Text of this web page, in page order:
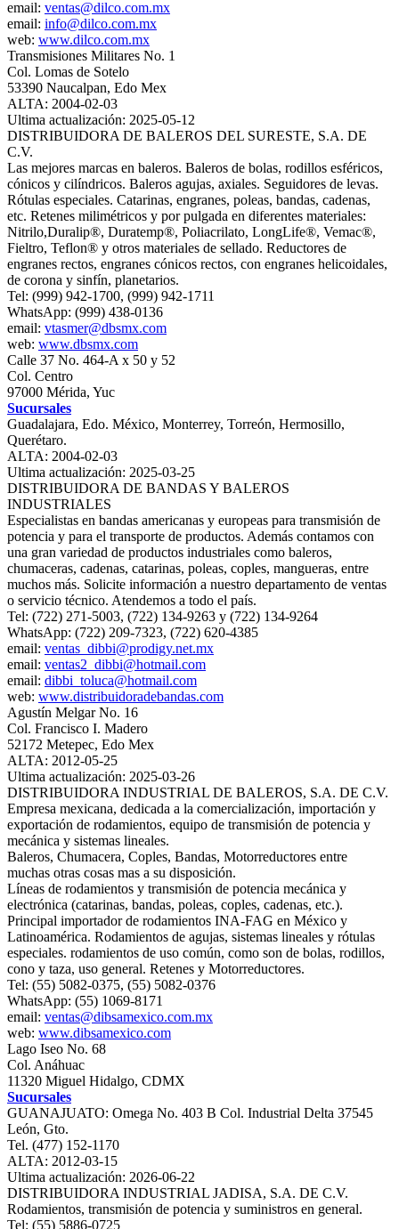
email: ventas@dilco.com.mx
email: info@dilco.com.mx
web: www.dilco.com.mx
Transmisiones Militares No. 1
Col. Lomas de Sotelo
53390 Naucalpan, Edo Mex
ALTA: 2004-02-03
Ultima actualización: 2025-05-12
DISTRIBUIDORA DE BALEROS DEL SURESTE, S.A. DE
C.V.
Las mejores marcas en baleros. Baleros de bolas, rodillos esféricos,
cónicos y cilíndricos. Baleros agujas, axiales. Seguidores de levas.
Rótulas especiales. Catarinas, engranes, poleas, bandas, cadenas,
etc. Retenes milimétricos y por pulgada en diferentes materiales:
Nitrilo,Duralip®, Duratemp®, Poliacrilato, LongLife®, Vemac®,
Fieltro, Teflon® y otros materiales de sellado. Reductores de
engranes rectos, engranes cónicos rectos, con engranes helicoidales,
de corona y sinfín, planetarios.
Tel: (999) 942-1700, (999) 942-1711
WhatsApp: (999) 438-0136
email: vtasmer@dbsmx.com
web: www.dbsmx.com
Calle 37 No. 464-A x 50 y 52
Col. Centro
97000 Mérida, Yuc
Sucursales
Guadalajara, Edo. México, Monterrey, Torreón, Hermosillo,
Querétaro.
ALTA: 2004-02-03
Ultima actualización: 2025-03-25
DISTRIBUIDORA DE BANDAS Y BALEROS
INDUSTRIALES
Especialistas en bandas americanas y europeas para transmisión de
potencia y para el transporte de productos. Además contamos con
una gran variedad de productos industriales como baleros,
chumaceras, cadenas, catarinas, poleas, coples, mangueras, entre
muchos más. Solicite información a nuestro departamento de ventas
o servicio técnico. Atendemos a todo el país.
Tel: (722) 271-5003, (722) 134-9263 y (722) 134-9264
WhatsApp: (722) 209-7323, (722) 620-4385
email: ventas_dibbi@prodigy.net.mx
email: ventas2_dibbi@hotmail.com
email: dibbi_toluca@hotmail.com
web: www.distribuidoradebandas.com
Agustín Melgar No. 16
Col. Francisco I. Madero
52172 Metepec, Edo Mex
ALTA: 2012-05-25
Ultima actualización: 2025-03-26
DISTRIBUIDORA INDUSTRIAL DE BALEROS, S.A. DE C.V.
Empresa mexicana, dedicada a la comercialización, importación y
exportación de rodamientos, equipo de transmisión de potencia y
mecánica y sistemas lineales.
Baleros, Chumacera, Coples, Bandas, Motorreductores entre
muchas otras cosas mas a su disposición.
Líneas de rodamientos y transmisión de potencia mecánica y
electrónica (catarinas, bandas, poleas, coples, cadenas, etc.).
Principal importador de rodamientos INA-FAG en México y
Latinoamérica. Rodamientos de agujas, sistemas lineales y rótulas
especiales. rodamientos de uso común, como son de bolas, rodillos,
cono y taza, uso general. Retenes y Motorreductores.
Tel: (55) 5082-0375, (55) 5082-0376
WhatsApp: (55) 1069-8171
email: ventas@dibsamexico.com.mx
web: www.dibsamexico.com
Lago Iseo No. 68
Col. Anáhuac
11320 Miguel Hidalgo, CDMX
Sucursales
GUANAJUATO: Omega No. 403 B Col. Industrial Delta 37545
León, Gto.
Tel. (477) 152-1170
ALTA: 2012-03-15
Ultima actualización: 2026-06-22
DISTRIBUIDORA INDUSTRIAL JADISA, S.A. DE C.V.
Rodamientos, transmisión de potencia y suministros en general.
Tel: (55) 5886-0725